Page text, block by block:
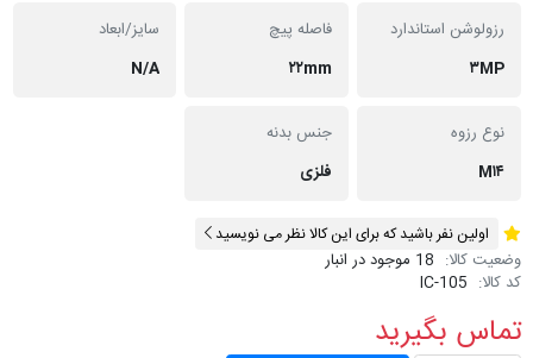
رزولوشن استاندارد
۳MP
فاصله پیچ
۲۲mm
سایز/ابعاد
N/A
نوع رزوه
M۱۴
جنس بدنه
فلزی
اولین نفر باشید که برای این کالا نظر می نویسید
وضعیت کالا: 18 موجود در انبار
کد کالا: IC-105
تماس بگیرید